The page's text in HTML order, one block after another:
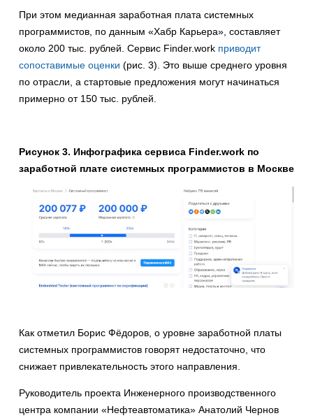
При этом медианная заработная плата системных
программистов, по данным «Хабр Карьера», составляет
около 200 тыс. рублей. Сервис Finder.work приводит
сопоставимые оценки (рис. 3). Это выше среднего уровня
по отрасли, а стартовые предложения могут начинаться
примерно от 150 тыс. рублей.
Рисунок 3. Инфографика сервиса Finder.work по
заработной плате системных программистов в Москве
Как отметил Борис Фёдоров, о уровне заработной платы
системных программистов говорят недостаточно, что
снижает привлекательность этого направления.
Руководитель проекта Инженерного производственного
центра компании «Нефтеавтоматика» Анатолий Чернов